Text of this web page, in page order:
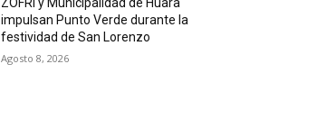
impulsan Punto Verde durante la
festividad de San Lorenzo
Agosto 8, 2026